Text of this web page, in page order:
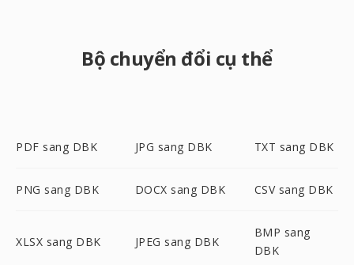
Bộ chuyển đổi cụ thể
PDF sang DBK JPG sang DBK TXT sang DBK
PNG sang DBK DOCX sang DBK CSV sang DBK
XLSX sang DBK JPEG sang DBK
BMP sang
DBK